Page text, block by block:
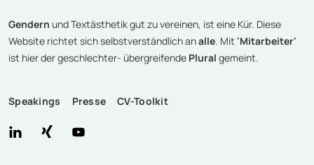
Gendern und Textästhetik gut zu vereinen, ist eine Kür. Diese
Website richtet sich selbstverständlich analle. Mit 'Mitarbeiter'
ist hier der geschlechter- übergreifende Plural gemeint.
Speakings Presse CV-Toolkit